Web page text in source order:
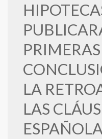
PRIMERAS
LA
LAS